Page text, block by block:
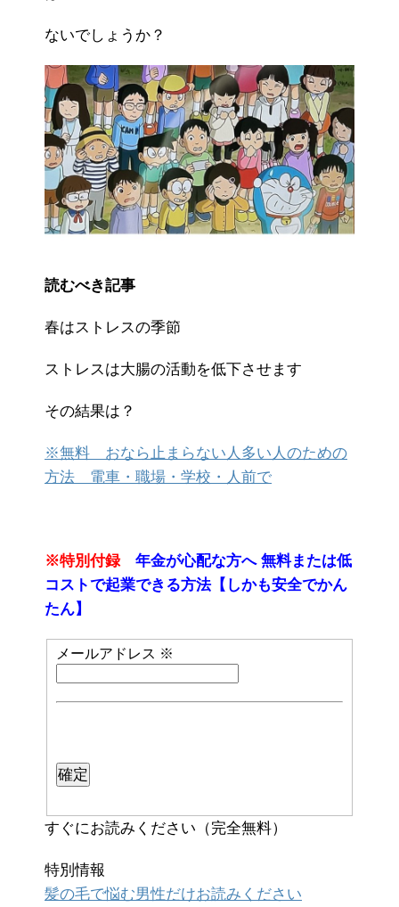
ないでしょうか？
読むべき記事
春はストレスの季節
ストレスは大腸の活動を低下させます
その結果は？
※無料 おなら止まらない人多い人のための
方法 電車・職場・学校・人前で
※特別付録
年金が心配な方へ 無料または低
コストで起業できる方法【しかも安全でかん
たん】
メールアドレス ※
すぐにお読みください（完全無料）
特別情報
髪の毛で悩む男性だけお読みください